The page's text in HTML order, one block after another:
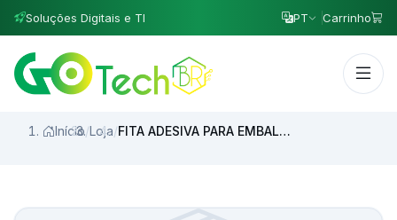
Soluções Digitais e TI PT Carrinho
Início/Loja/ FITA ADESIVA PARA EMBALAGEM